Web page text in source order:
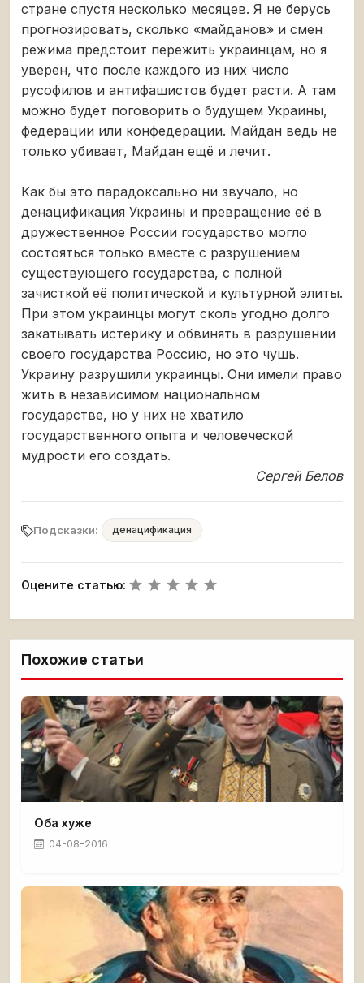
стране спустя несколько месяцев. Я не берусь
прогнозировать, сколько «майданов» и смен
режима предстоит пережить украинцам, но я
уверен, что после каждого из них число
русофилов и антифашистов будет расти. А там
можно будет поговорить о будущем Украины,
федерации или конфедерации. Майдан ведь не
только убивает, Майдан ещё и лечит.
Как бы это парадоксально ни звучало, но
денацификация Украины и превращение её в
дружественное России государство могло
состояться только вместе с разрушением
существующего государства, с полной
зачисткой её политической и культурной элиты.
При этом украинцы могут сколь угодно долго
закатывать истерику и обвинять в разрушении
своего государства Россию, но это чушь.
Украину разрушили украинцы. Они имели право
жить в независимом национальном
государстве, но у них не хватило
государственного опыта и человеческой
мудрости его создать.
Сергей Белов
Подсказки: денацификация
Оцените статью:
Похожие статьи
Оба хуже
04-08-2016